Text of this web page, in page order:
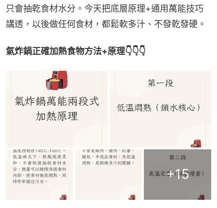
只會抽乾食材水分。今天把底層原理+通用萬能技巧
講透，以後做任何食材，都鬆軟多汁、不發乾發硬。
氣炸鍋正確加熱食物方法+原理👇👇👇
+15